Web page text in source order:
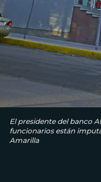
El presidente del banco
funcionarios están
Amarilla